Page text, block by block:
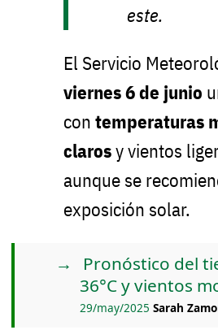
este.
El Servicio
viernes 6 de junio
con temperaturas
clarosy vientos
aunque se
exposición solar.
Pronóstico del
36°C y vientos
29/may/2025 Sarah